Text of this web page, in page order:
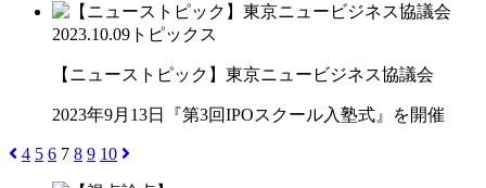
2023.10.09 トピックス
【ニューストピック】東京ニュービジネス協議会
2023年9月13日『第3回IPOスクール入塾式』を開催
4 5 6 7 8 9 10